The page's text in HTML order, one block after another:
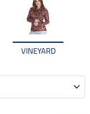
VINEYARD